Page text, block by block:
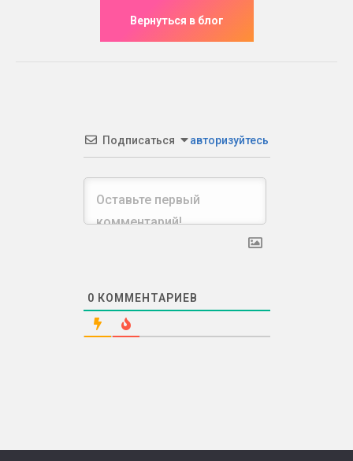
Подписаться авторизуйтесь
0 КОММЕНТАРИЕВ